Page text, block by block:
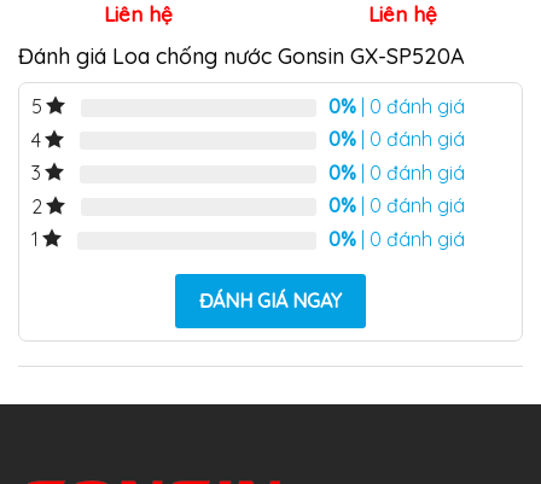
Liên hệ Liên hệ
Đánh giá Loa chống nước Gonsin GX-SP520A
5 0% | 0 đánh giá
4
0% | 0 đánh giá
3
0% | 0 đánh giá
2
0% | 0 đánh giá
1
0% | 0 đánh giá
ĐÁNH GIÁ NGAY